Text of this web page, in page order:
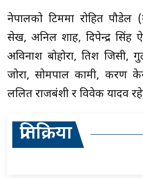
नेपालकाे टिममा रोहित
सेख, अनिल शाह, दिपेन्द्र सिंह
अविनाश बोहोरा, प्रतिश
जोरा, सोमपाल कामी, करण
ललित राजबंशी र विवेक यादव
प्रतिक्रिया